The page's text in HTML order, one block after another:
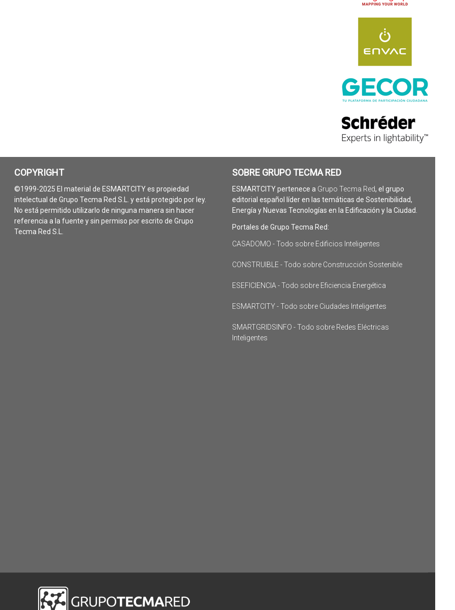
COPYRIGHT
©1999-2025 El material de ESMARTCITY es propiedad
intelectual de Grupo Tecma Red S.L. y está protegido por ley.
No está permitido utilizarlo de ninguna manera sin hacer
referencia a la fuente y sin permiso por escrito de Grupo
Tecma Red S.L.
SOBRE GRUPO TECMA RED
ESMARTCITY pertenece a Grupo Tecma Red, el grupo
editorial español líder en las temáticas de Sostenibilidad,
Energía y Nuevas Tecnologías en la Edificación y la Ciudad.
Portales de Grupo Tecma Red:
CASADOMO - Todo sobre Edificios Inteligentes
CONSTRUIBLE - Todo sobre Construcción Sostenible
ESEFICIENCIA - Todo sobre Eficiencia Energética
ESMARTCITY - Todo sobre Ciudades Inteligentes
SMARTGRIDSINFO - Todo sobre Redes Eléctricas
Inteligentes